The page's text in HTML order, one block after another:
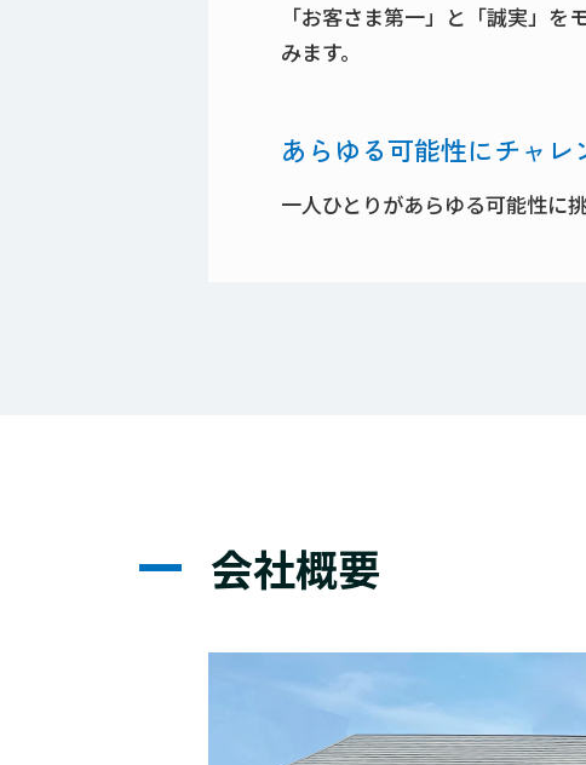
「お客さま第一」と「誠実」
みます。
あらゆる可能性にチャレ
一人ひとりがあらゆる可能性に
会社概要